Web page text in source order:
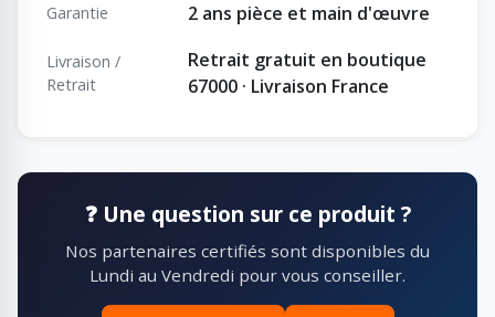
Garantie 2 ans pièce et main d'œuvre
Livraison /
Retrait
Retrait gratuit en boutique
67000 · Livraison France
❓ Une question sur ce produit ?
Nos partenaires certifiés sont disponibles du
Lundi au Vendredi pour vous conseiller.